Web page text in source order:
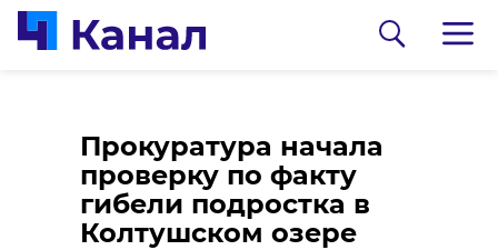
Прокуратура начала
проверку по факту
гибели подростка в
Колтушском озере
В Ленобласти почти
6 тысяч выпускников
11-х классов сдали
ЕГЭ по математике
Во Всеволожском
районе утонул 17-
летний подросток
08 июня, 19:51